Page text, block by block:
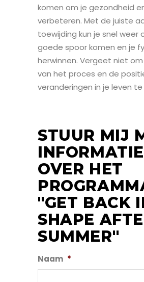
komen om je gezondheid
verbeteren. Met de juiste
toewijding kun je snel weer
goede spoor komen en je
herwinnen. Vergeet niet
van het proces en de
veranderingen in je leven
STUUR MIJ
INFORMATIE
OVER HET
"GET BACK
SHAPE
SUMMER"
Naam *